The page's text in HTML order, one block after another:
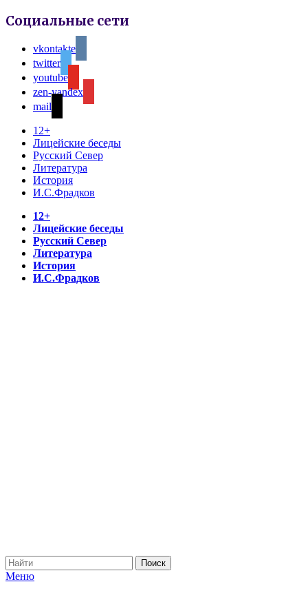
Социальные сети
vkontakte
twitter
youtube
zen-yandex
mail
12+
Лицейские беседы
Русский Север
Литература
История
И.С.Фрадков
12+
Лицейские беседы
Русский Север
Литература
История
И.С.Фрадков
Меню